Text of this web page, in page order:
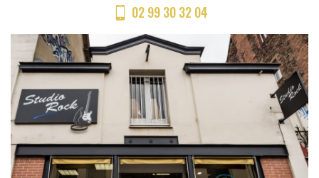
02 99 30 32 04